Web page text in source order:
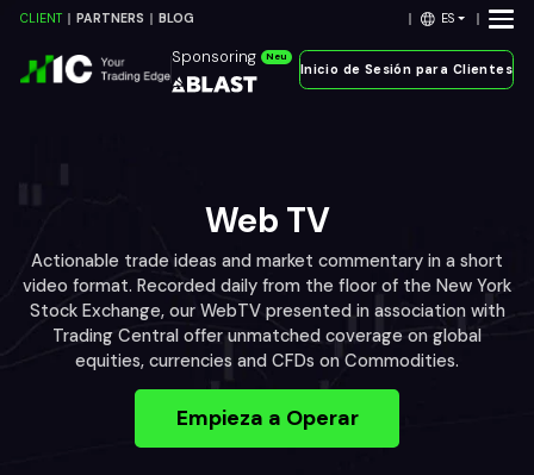
CLIENT PARTNERS BLOG ES
Sponsoring Neu
Inicio de Sesión para Clientes
Web TV
Actionable trade ideas and market commentary in a short
video format. Recorded daily from the floor of the New York
Stock Exchange, our WebTV presented in association with
Trading Central offer unmatched coverage on global
equities, currencies and CFDs on Commodities.
Empieza a Operar